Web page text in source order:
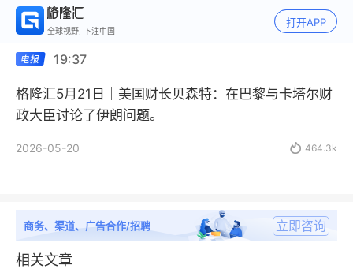
全球视野, 下注中国
打开APP
19:37
格隆汇5月21日｜美国财长贝森特：在巴黎与卡塔尔财
政大臣讨论了伊朗问题。
2026-05-20  464.3k
商务、渠道、广告合作/招聘 立即咨询
相关文章